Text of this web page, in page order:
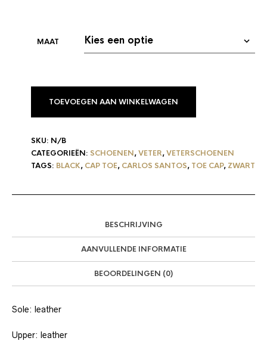
TOEVOEGEN AAN WINKELWAGEN
SKU: N/B
CATEGORIEËN: SCHOENEN,VETER,VETERSCHOENEN
TAGS: BLACK, CAP TOE, CARLOS SANTOS, TOE CAP, ZWART
BESCHRIJVING
AANVULLENDE INFORMATIE
BEOORDELINGEN (0)
Sole: leather
Upper: leather